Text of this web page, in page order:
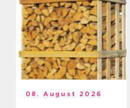
08. August 2026